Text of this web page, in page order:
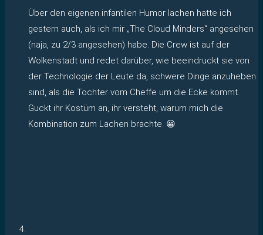
Über den eigenen infantilen Humor lachen hatte ich
gestern auch, als ich mir „The Cloud Minders“ angesehen
(naja, zu 2/3 angesehen) habe. Die Crew ist auf der
Wolkenstadt und redet darüber, wie beeindruckt sie von
der Technologie der Leute da, schwere Dinge anzuheben
sind, als die Tochter vom Cheffe um die Ecke kommt.
Guckt ihr Kostüm an, ihr versteht, warum mich die
Kombination zum Lachen brachte. 😀